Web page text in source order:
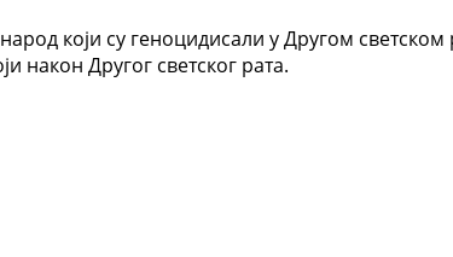
који су геноцидисали у Другом светском
након Другог светског рата.